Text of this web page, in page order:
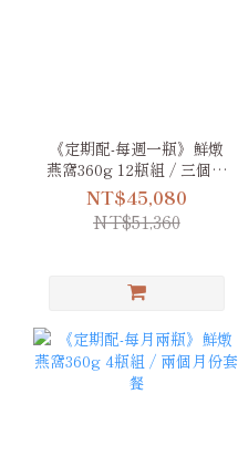
《定期配-每週一瓶》鮮燉
燕窩360g 12瓶組 / 三個月
份套餐
NT$45,080
NT$51,360